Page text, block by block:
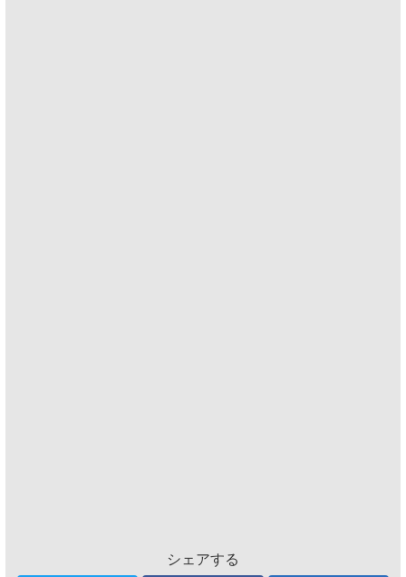
シェアする